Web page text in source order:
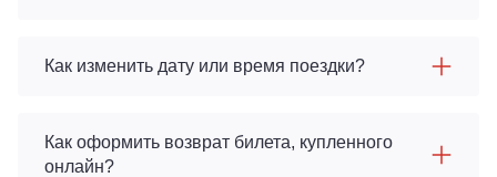
Как изменить дату или время поездки?
Как оформить возврат билета, купленного
онлайн?